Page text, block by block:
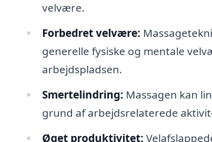
velvære.
Forbedret velvære:
generelle fysiske og mentale
arbejdspladsen.
Smertelindring: Massagen kan
grund af arbejdsrelaterede
Øget produktivitet: